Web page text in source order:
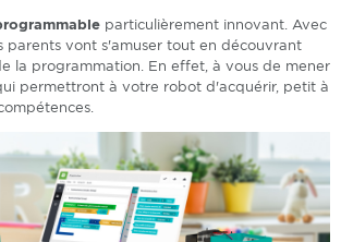
particulièrement innovant. Avec
parents vont s'amuser tout en découvrant
la programmation. En effet, à vous de mener
permettront à votre robot d'acquérir, petit à